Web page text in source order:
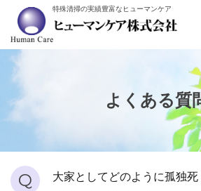
特殊清掃の実績豊富なヒューマンケア
よくある質
Q
大家としてどのように孤独